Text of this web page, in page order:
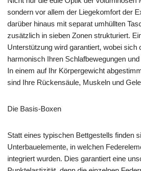
sondern vor allem der Liegekomfort der
darüber hinaus mit separat umhüllten
zusätzlich in sieben Zonen strukturiert.
Unterstützung wird garantiert, wobei sich
harmonisch Ihren Schlafbewegungen
In einem auf Ihr Körpergewicht
sind Ihre Rückensäule, Muskeln und
Die Basis-Boxen
Statt eines typischen Bettgestells finden
Unterbauelemente, in welchen
integriert wurden. Dies garantiert eine